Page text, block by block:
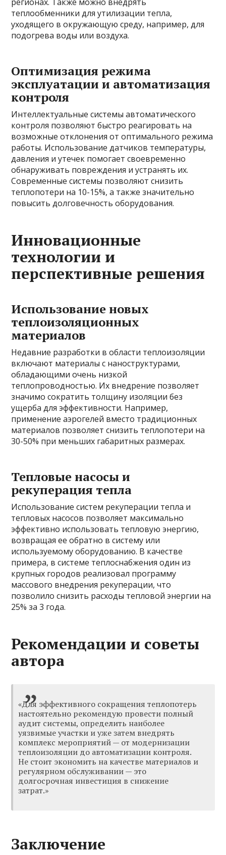
теплообменники для утилизации тепла,
уходящего в окружающую среду, например, для
подогрева воды или воздуха.
Оптимизация режима
эксплуатации и автоматизация
контроля
Интеллектуальные системы автоматического
контроля позволяют быстро реагировать на
возможные отклонения от оптимального режима
работы. Использование датчиков температуры,
давления и утечек помогает своевременно
обнаруживать повреждения и устранять их.
Современные системы позволяют снизить
теплопотери на 10-15%, а также значительно
повысить долговечность оборудования.
Инновационные
технологии и
перспективные решения
Использование новых
теплоизоляционных
материалов
Недавние разработки в области теплоизоляции
включают материалы с наноструктурами,
обладающими очень низкой
теплопроводностью. Их внедрение позволяет
значимо сократить толщину изоляции без
ущерба для эффективности. Например,
применение аэрогелей вместо традиционных
материалов позволяет снизить теплопотери на
30-50% при меньших габаритных размерах.
Тепловые насосы и
рекуперация тепла
Использование систем рекуперации тепла и
тепловых насосов позволяет максимально
эффективно использовать тепловую энергию,
возвращая ее обратно в систему или
используемому оборудованию. В качестве
примера, в системе теплоснабжения один из
крупных городов реализовал программу
массового внедрения рекуперации, что
позволило снизить расходы тепловой энергии на
25% за 3 года.
Рекомендации и советы
автора
«Для эффективного сокращения теплопотерь
настоятельно рекомендую провести полный
аудит системы, определить наиболее
уязвимые участки и уже затем внедрять
комплекс мероприятий — от модернизации
теплоизоляции до автоматизации контроля.
Не стоит экономить на качестве материалов и
регулярном обслуживании — это
долгосрочная инвестиция в снижение
затрат.»
Заключение